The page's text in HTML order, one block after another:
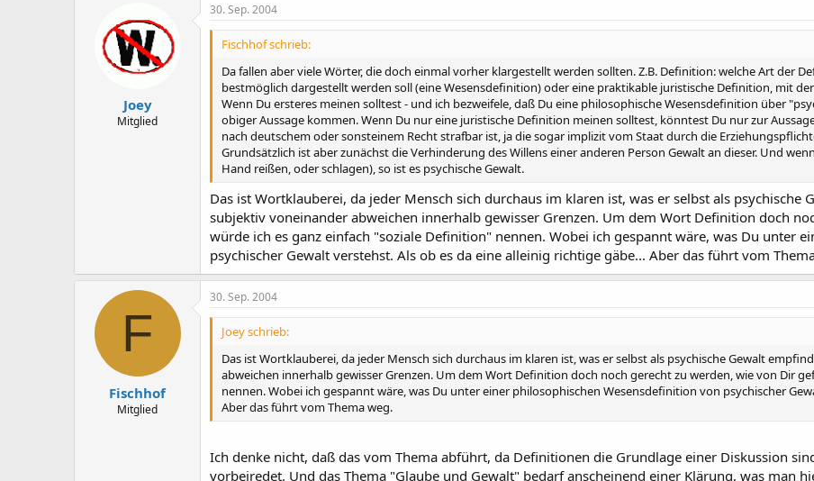
Joey
Mitglied
30. Sep. 2004
Fischhof schrieb:
Da fallen aber viele Wörter, die doch einmal vorher klargestellt werden sollten. Z.B. Definition: welche Art der
bestmöglich dargestellt werden soll (eine Wesensdefinition) oder eine praktikable juristische Definition, mit
Wenn Du ersteres meinen solltest - und ich bezweifele, daß Du eine philosophische Wesensdefinition über
obiger Aussage kommen. Wenn Du nur eine juristische Definition meinen solltest, könntest Du nur zur
nach deutschem oder sonsteinem Recht strafbar ist, ja die sogar implizit vom Staat durch die
Grundsätzlich ist aber zunächst die Verhinderung des Willens einer anderen Person Gewalt an dieser. Und
Hand reißen, oder schlagen), so ist es psychische Gewalt.
Das ist Wortklauberei, da jeder Mensch sich durchaus im klaren ist, was er selbst als psychische
subjektiv voneinander abweichen innerhalb gewisser Grenzen. Um dem Wort Definition doch
würde ich es ganz einfach "soziale Definition" nennen. Wobei ich gespannt wäre, was Du unter
psychischer Gewalt verstehst. Als ob es da eine alleinig richtige gäbe... Aber das führt vom
F
Fischhof
Mitglied
30. Sep. 2004
Joey schrieb:
Das ist Wortklauberei, da jeder Mensch sich durchaus im klaren ist, was er selbst als psychische Gewalt
abweichen innerhalb gewisser Grenzen. Um dem Wort Definition doch noch gerecht zu werden, wie von Dir
nennen. Wobei ich gespannt wäre, was Du unter einer philosophischen Wesensdefinition von psychischer
Aber das führt vom Thema weg.
Ich denke nicht, daß das vom Thema abführt, da Definitionen die Grundlage einer Diskussion
vorbeiredet. Und das Thema "Glaube und Gewalt" bedarf anscheinend einer Klärung, was man